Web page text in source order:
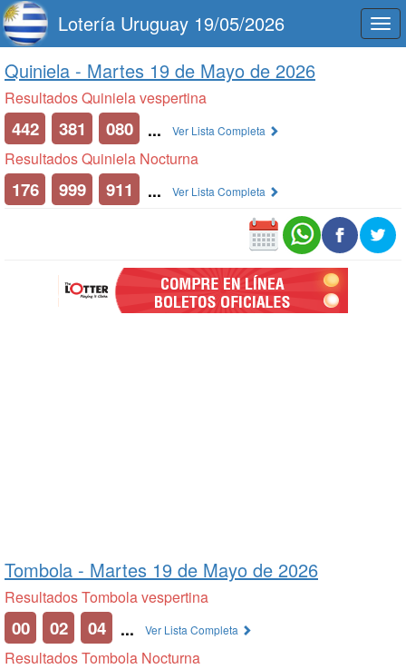
Lotería Uruguay 19/05/2026
Quiniela - Martes 19 de Mayo de 2026
Resultados Quiniela vespertina
442 381 080 ... Ver Lista Completa
Resultados Quiniela Nocturna
176 999 911 ... Ver Lista Completa
Tombola - Martes 19 de Mayo de 2026
Resultados Tombola vespertina
00 02 04 ... Ver Lista Completa
Resultados Tombola Nocturna